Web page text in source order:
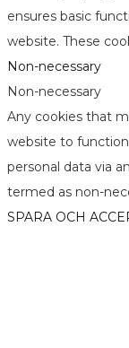
ensures basic
website. These
Non-necessary
Non-necessary
Any cookies that
website to
personal data via
termed as non-
SPARA OCH